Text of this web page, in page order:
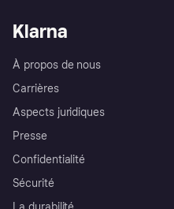
Klarna
À propos de nous
Carrières
Aspects juridiques
Presse
Confidentialité
Sécurité